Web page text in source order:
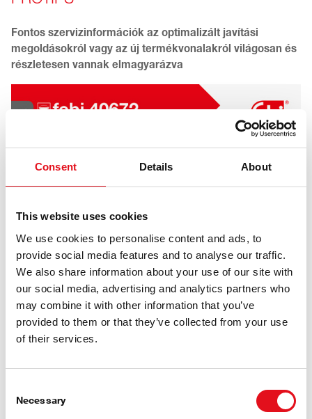
Consent Details About
This website uses cookies
We use cookies to personalise content and ads, to
provide social media features and to analyse our traffic.
We also share information about your use of our site with
our social media, advertising and analytics partners who
may combine it with other information that you’ve
provided to them or that they’ve collected from your use
of their services.
Selection
Necessary
Fontos szervizinformációk az optimalizált javítási
megoldásokról vagy az új termékvonalakról világosan és
részletesen vannak elmagyarázva